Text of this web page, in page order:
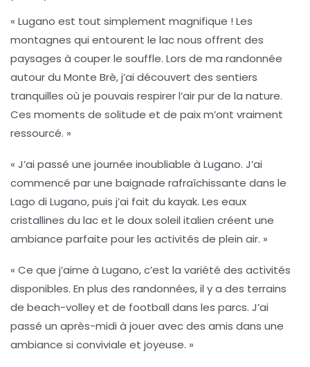
« Lugano est tout simplement magnifique ! Les
montagnes qui entourent le lac nous offrent des
paysages à couper le souffle. Lors de ma randonnée
autour du Monte Brè, j’ai découvert des sentiers
tranquilles où je pouvais respirer l’air pur de la nature.
Ces moments de solitude et de paix m’ont vraiment
ressourcé. »
« J’ai passé une journée inoubliable à Lugano. J’ai
commencé par une baignade rafraîchissante dans le
Lago di Lugano, puis j’ai fait du kayak. Les eaux
cristallines du lac et le doux soleil italien créent une
ambiance parfaite pour les activités de plein air. »
« Ce que j’aime à Lugano, c’est la variété des activités
disponibles. En plus des randonnées, il y a des terrains
de beach-volley et de football dans les parcs. J’ai
passé un après-midi à jouer avec des amis dans une
ambiance si conviviale et joyeuse. »